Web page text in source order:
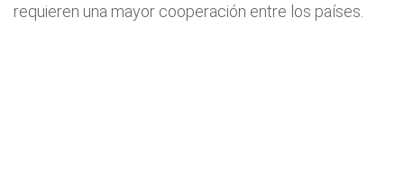
requieren una mayor cooperación entre los países.